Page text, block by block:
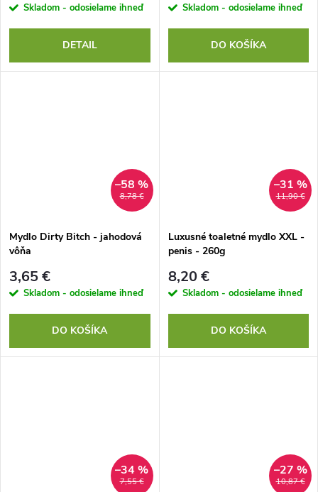
Skladom - odosielame ihneď
DETAIL
Skladom - odosielame ihneď
DO KOŠÍKA
8,78 €
–58 %
Mydlo Dirty Bitch - jahodová
vôňa
3,65 €
Skladom - odosielame ihneď
DO KOŠÍKA
11,90 €
–31 %
Luxusné toaletné mydlo XXL -
penis - 260g
8,20 €
Skladom - odosielame ihneď
DO KOŠÍKA
7,55 €
–34 %
10,87 €
–27 %